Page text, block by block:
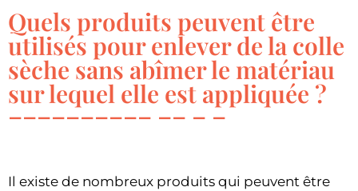
Quels produits peuvent être
utilisés pour enlever de la colle
sèche sans abîmer le matériau
sur lequel elle est appliquée ?
Il existe de nombreux produits qui peuvent être